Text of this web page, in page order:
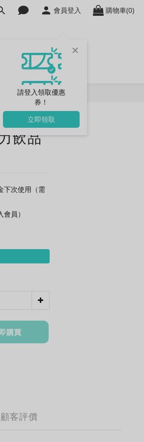
會員登入
請登入領取優惠
券！
立即領取
購物車(0)
飲品
下次使用（需
員）
購買
顧客評價